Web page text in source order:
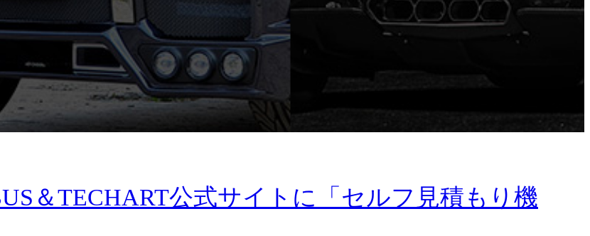
＆TECHART公式サイトに「セルフ見積もり機